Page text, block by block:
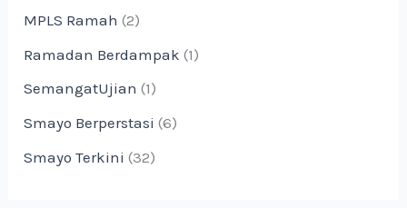
MPLS Ramah (2)
Ramadan Berdampak (1)
SemangatUjian (1)
Smayo Berperstasi (6)
Smayo Terkini (32)